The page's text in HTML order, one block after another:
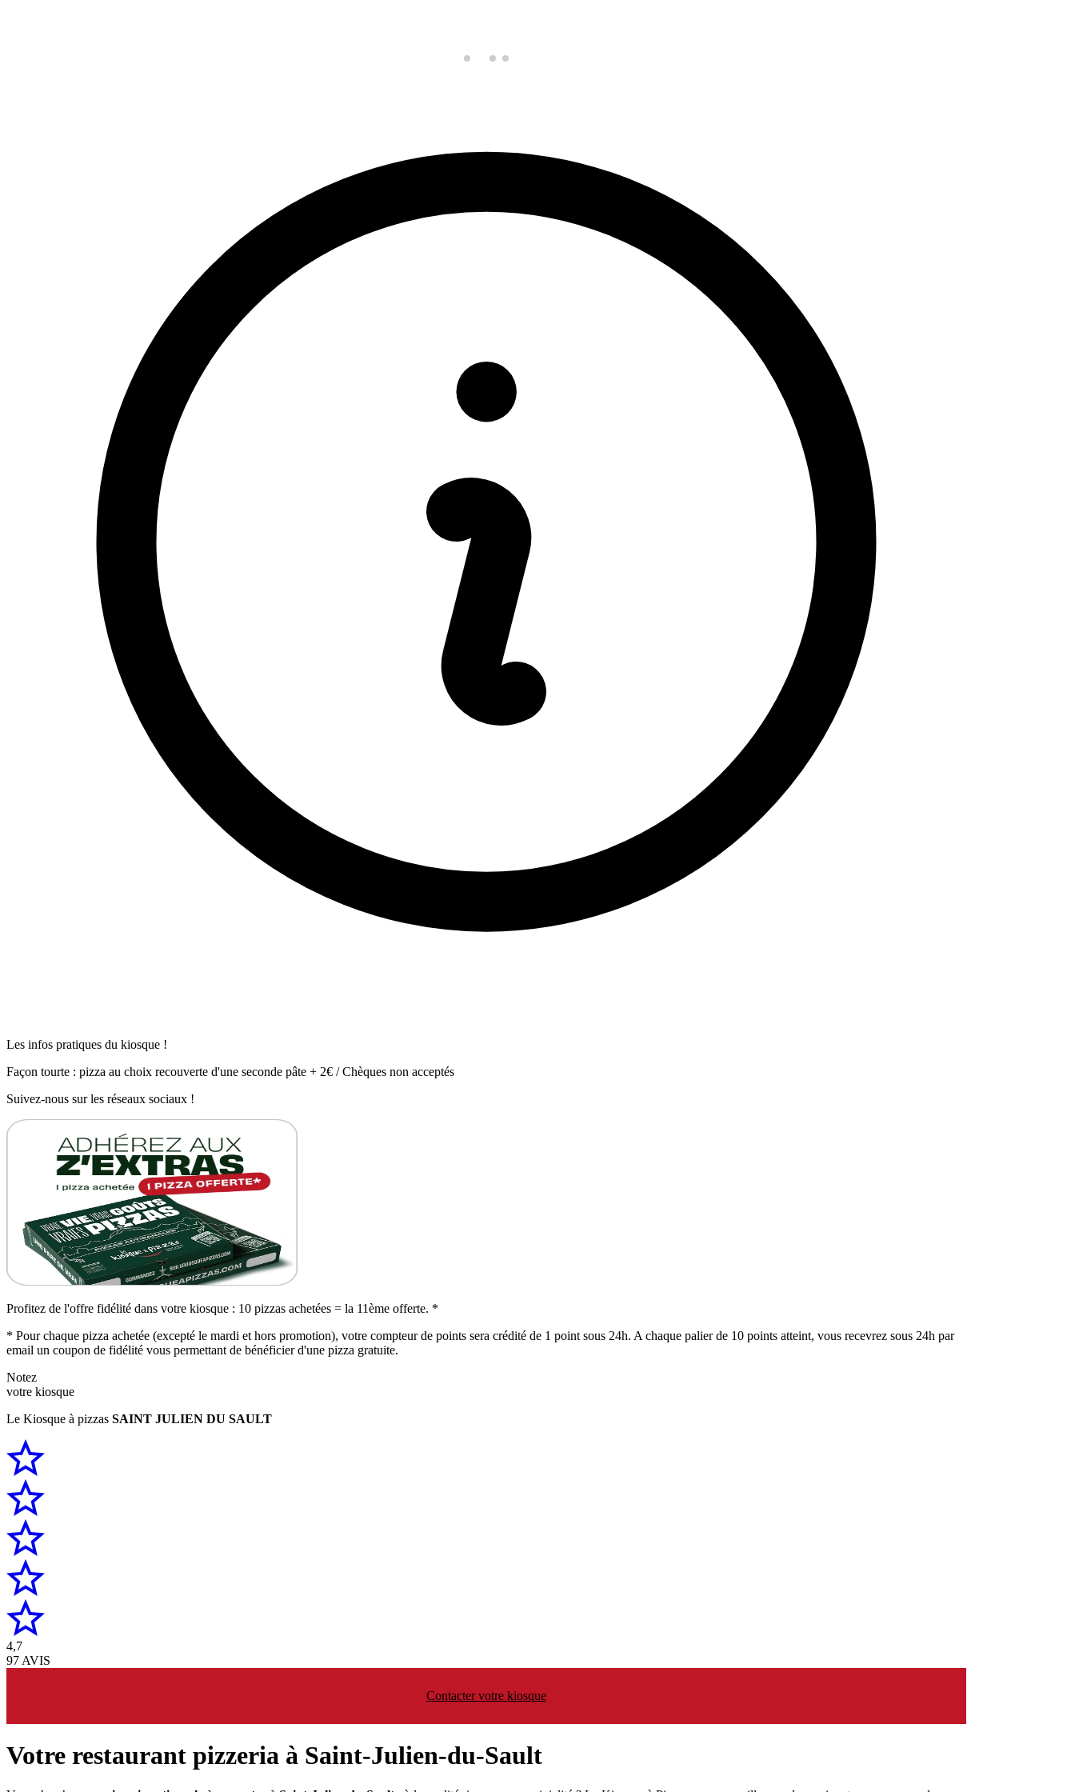
Les infos pratiques du kiosque !
Façon tourte : pizza au choix recouverte d'une seconde pâte + 2€ / Chèques non acceptés
Suivez-nous sur les réseaux sociaux !
Profitez de l'offre fidélité dans votre kiosque : 10 pizzas achetées = la 11ème offerte. *
* Pour chaque pizza achetée (excepté le mardi et hors promotion), votre compteur de points sera crédité de 1 point sous 24h. A chaque palier de 10 points atteint, vous recevrez sous 24h par
email un coupon de fidélité vous permettant de bénéficier d'une pizza gratuite.
Notez
votre kiosque
Le Kiosque à pizzas SAINT JULIEN DU SAULT
4,7
97 AVIS
Contacter votre kiosque
Votre restaurant pizzeria à Saint-Julien-du-Sault